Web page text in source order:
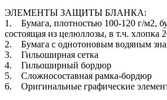
ЭЛЕМЕНТЫ ЗАЩИТЫ БЛАНКА:
1. Бумага, плотностью 100-120 г/м2,
состоящая из целюллозы, в т.ч. хлопка
2. Бумага с однотоновым водяным
3. Гильоширная сетка
4. Гильоширный бордюр
5. Сложносоставная рамка-бордюр
6. Оригинальные графические